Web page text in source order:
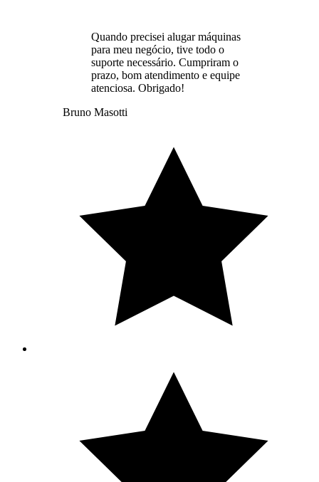
Quando precisei alugar máquinas
para meu negócio, tive todo o
suporte necessário. Cumpriram o
prazo, bom atendimento e equipe
atenciosa. Obrigado!
Bruno Masotti